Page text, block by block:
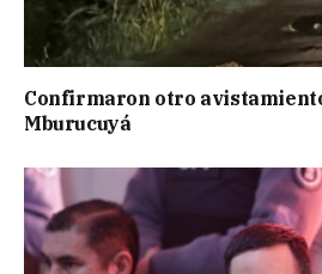
Confirmaron otro
Mburucuyá